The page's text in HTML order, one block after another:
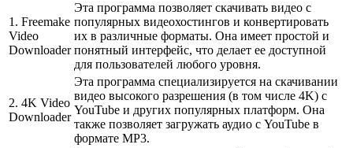
1. Freemake
Video
Downloader
Эта программа позволяет скачивать видео с
популярных видеохостингов и конвертировать
их в различные форматы. Она имеет простой и
понятный интерфейс, что делает ее доступной
для пользователей любого уровня.
2. 4K Video
Downloader
Эта программа специализируется на скачивании
видео высокого разрешения (в том числе 4K) с
YouTube и других популярных платформ. Она
также позволяет загружать аудио с YouTube в
формате MP3.